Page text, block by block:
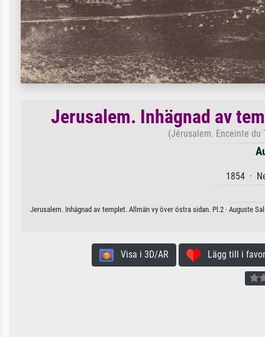
Jerusalem. Inhägnad av
(Jérusalem. Enceinte du
1854 ·
Jerusalem. Inhägnad av templet. Allmän vy över östra sidan. Pl.2 · Auguste
Visa i 3D/AR Lägg till i